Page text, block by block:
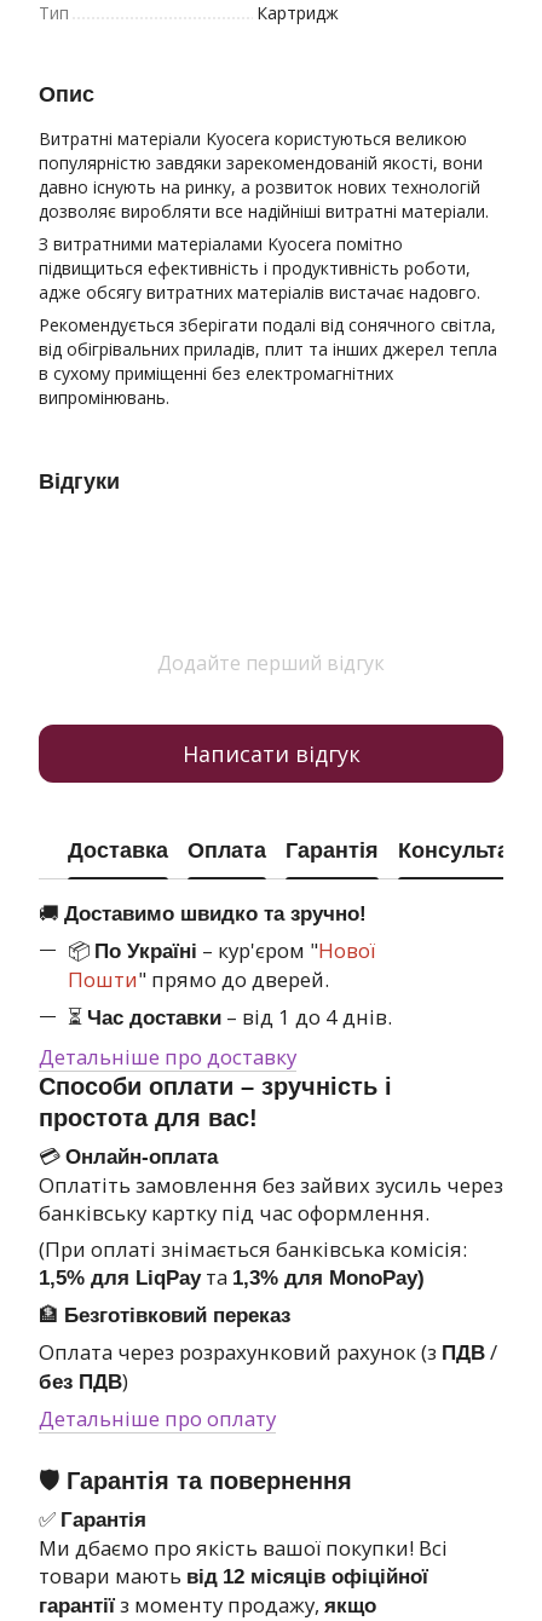
Тип
Картридж
Опис
Витратні матеріали Kyocera користуються великою
популярністю завдяки зарекомендованій якості, вони
давно існують на ринку, а розвиток нових технологій
дозволяє виробляти все надійніші витратні матеріали.
З витратними матеріалами Kyocera помітно
підвищиться ефективність і продуктивність роботи,
адже обсягу витратних матеріалів вистачає надовго.
Рекомендується зберігати подалі від сонячного світла,
від обігрівальних приладів, плит та інших джерел тепла
в сухому приміщенні без електромагнітних
випромінювань.
Відгуки
Додайте перший відгук
Написати відгук
Доставка Оплата Гарантія Консультація
🚚 Доставимо швидко та зручно!
📦 По Україні – кур'єром "Нової
Пошти" прямо до дверей.
⏳ Час доставки – від 1 до 4 днів.
Детальніше про доставку
Способи оплати – зручність і
простота для вас!
💳 Онлайн-оплата
Оплатіть замовлення без зайвих зусиль через
банківську картку під час оформлення.
(При оплаті знімається банківська комісія:
1,5% для LiqPayта 1,3% для MonoPay)
🏦 Безготівковий переказ
Оплата через розрахунковий рахунок (з ПДВ /
без ПДВ)
Детальніше про оплату
🛡 Гарантія та повернення
✅ Гарантія
Ми дбаємо про якість вашої покупки! Всі
товари мають від 12 місяців офіційної
гарантії з моменту продажу, якщо